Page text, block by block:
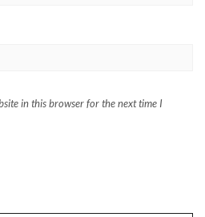
in this browser for the next time I